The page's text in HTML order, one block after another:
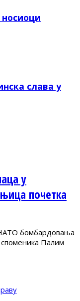
слава у
у
почетка
бомбардовања
споменика Палим